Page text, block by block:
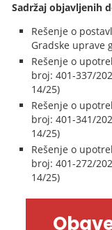
Sadržaj objavljenih
Rešenje o
Gradske uprave
Rešenje o
broj: 401-337/
14/25)
Rešenje o
broj: 401-341/
14/25)
Rešenje o
broj: 401-272/
14/25)